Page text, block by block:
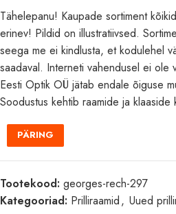
Tähelepanu! Kaupade sortiment
erinev! Pildid on illustratiivsed.
seega me ei kindlusta, et kodulehel
saadaval. Interneti vahendusel ei ole
Eesti Optik OÜ jätab endale õiguse
Soodustus kehtib raamide ja klaaside
PÄRING
Tootekood: georges-rech-297
Kategooriad: Prilliraamid, Uued